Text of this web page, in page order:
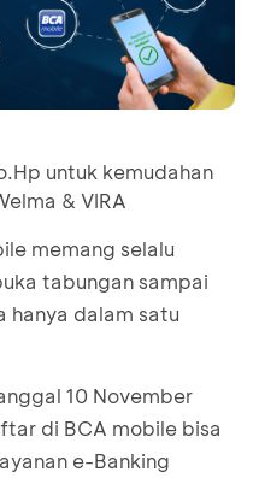
memang selalu
tabungan sampai
hanya dalam satu
10 November
di BCA mobile bisa
e-Banking